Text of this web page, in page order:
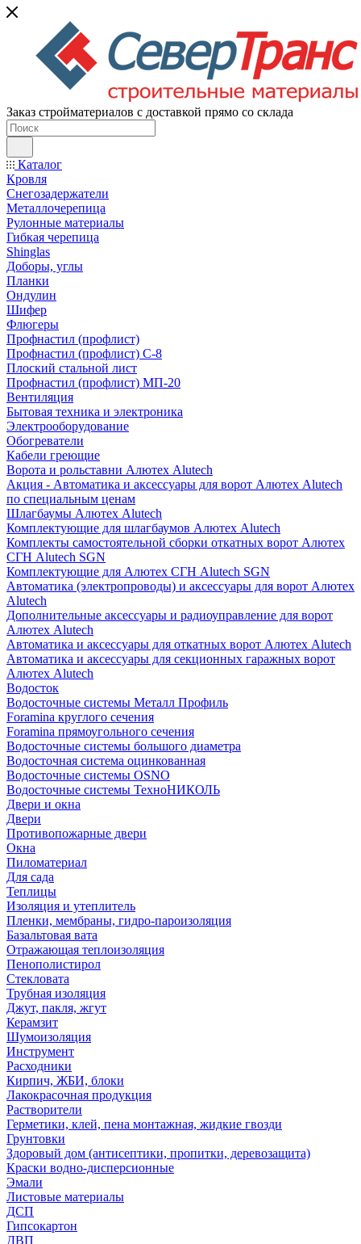
Заказ стройматериалов с доставкой прямо со склада
Каталог
Кровля
Снегозадержатели
Металлочерепица
Рулонные материалы
Гибкая черепица
Shinglas
Доборы, углы
Планки
Ондулин
Шифер
Флюгеры
Профнастил (профлист)
Профнастил (профлист) С-8
Плоский стальной лист
Профнастил (профлист) МП-20
Вентиляция
Бытовая техника и электроника
Электрооборудование
Обогреватели
Кабели греющие
Ворота и рольставни Алютех Alutech
Акция - Автоматика и аксессуары для ворот Алютех Alutech
по специальным ценам
Шлагбаумы Алютех Alutech
Комплектующие для шлагбаумов Алютех Alutech
Комплекты самостоятельной сборки откатных ворот Алютех
СГН Alutech SGN
Комплектующие для Алютех СГН Alutech SGN
Автоматика (электропроводы) и аксессуары для ворот Алютех
Alutech
Дополнительные аксессуары и радиоуправление для ворот
Алютех Alutech
Автоматика и аксессуары для откатных ворот Алютех Alutech
Автоматика и аксессуары для секционных гаражных ворот
Алютех Alutech
Водосток
Водосточные системы Металл Профиль
Foramina круглого сечения
Foramina прямоугольного сечения
Водосточные системы большого диаметра
Водосточная система оцинкованная
Водосточные системы OSNO
Водосточные системы ТехноНИКОЛЬ
Двери и окна
Двери
Противопожарные двери
Окна
Пиломатериал
Для сада
Теплицы
Изоляция и утеплитель
Пленки, мембраны, гидро-пароизоляция
Базальтовая вата
Отражающая теплоизоляция
Пенополистирол
Стекловата
Трубная изоляция
Джут, пакля, жгут
Керамзит
Шумоизоляция
Инструмент
Расходники
Кирпич, ЖБИ, блоки
Лакокрасочная продукция
Растворители
Герметики, клей, пена монтажная, жидкие гвозди
Грунтовки
Здоровый дом (антисептики, пропитки, деревозащита)
Краски водно-дисперсионные
Эмали
Листовые материалы
ДСП
Гипсокартон
ДВП